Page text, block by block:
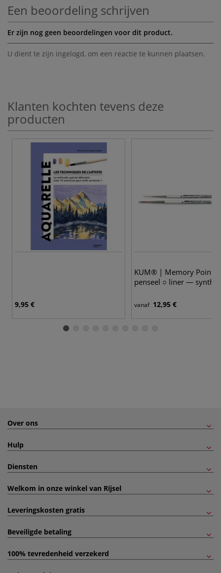
Een beoordeling schrijven
Er zijn nog geen beoordelingen voor dit product.
U dient te zijn ingelogd, om een reactie te kunnen plaatsen.
Klanten kochten tevens deze
producten
9,95 €
KUM® | Memory Point®
penseel ○ liner —
vanaf 12,95 €
Over ons
Hulp
Diensten
Welkom in onze winkel van Rijsel
Leveringskosten gratis
Beveiligde betaling
100% tevredenheid verzekerd